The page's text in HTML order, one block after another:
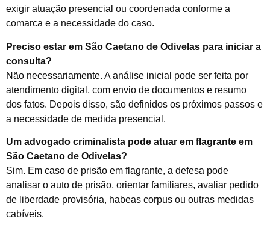
exigir atuação presencial ou coordenada conforme a
comarca e a necessidade do caso.
Preciso estar em São Caetano de Odivelas para iniciar a
consulta?
Não necessariamente. A análise inicial pode ser feita por
atendimento digital, com envio de documentos e resumo
dos fatos. Depois disso, são definidos os próximos passos e
a necessidade de medida presencial.
Um advogado criminalista pode atuar em flagrante em
São Caetano de Odivelas?
Sim. Em caso de prisão em flagrante, a defesa pode
analisar o auto de prisão, orientar familiares, avaliar pedido
de liberdade provisória, habeas corpus ou outras medidas
cabíveis.